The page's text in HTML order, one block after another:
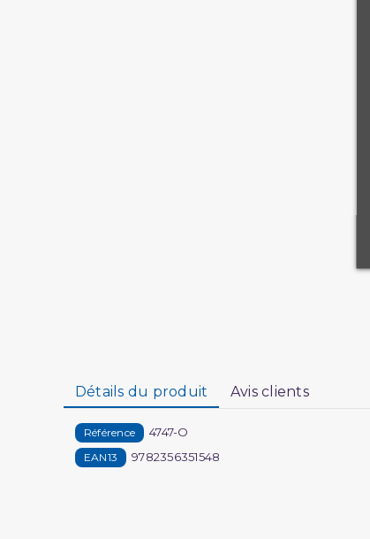
Détails du produit Avis clients
Référence 4747-O
EAN13 9782356351548